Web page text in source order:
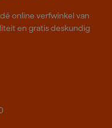
online verfwinkel van
en gratis deskundig